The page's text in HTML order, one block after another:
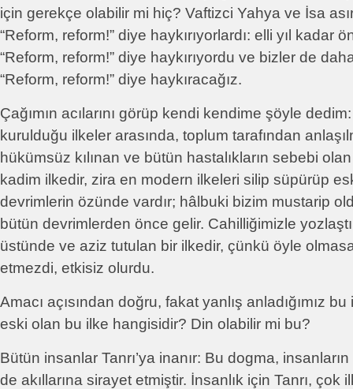
için gerekçe olabilir mi hiç? Vaftizci Yahya ve İsa
“Reform, reform!” diye haykırıyorlardı: elli yıl kadar
“Reform, reform!” diye haykırıyordu ve bizler de
“Reform, reform!” diye haykıracağız.
Çağımın acılarını görüp kendi kendime şöyle
kurulduğu ilkeler arasında, toplum tarafından
hükümsüz kılınan ve bütün hastalıkların sebebi
kadim ilkedir, zira en modern ilkeleri silip süpürüp
devrimlerin özünde vardır; hâlbuki bizim mustarip
bütün devrimlerden önce gelir. Cahilliğimizle
üstünde ve aziz tutulan bir ilkedir, çünkü öyle
etmezdi, etkisiz olurdu.
Amacı açısından doğru, fakat yanlış anladığımız
eski olan bu ilke hangisidir? Din olabilir mi bu?
Bütün insanlar Tanrı’ya inanır: Bu dogma,
de akıllarına sirayet etmiştir. İnsanlık için Tanrı, çok